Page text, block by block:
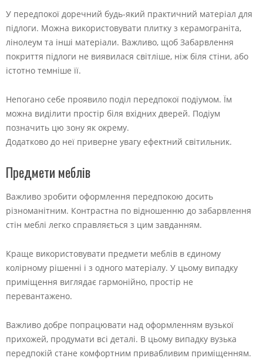
У передпокої доречний будь-який практичний матеріал для
підлоги. Можна використовувати плитку з керамограніта,
лінолеум та інші матеріали. Важливо, щоб Забарвлення
покриття підлоги не виявилася світліше, ніж біля стіни, або
істотно темніше її.
Непогано себе проявило поділ передпокої подіумом. Їм
можна виділити простір біля вхідних дверей. Подіум
позначить цю зону як окрему.
Додатково до неї приверне увагу ефектний світильник.
Предмети меблів
Важливо зробити оформлення передпокою досить
різноманітним. Контрастна по відношенню до забарвлення
стін меблі легко справляється з цим завданням.
Краще використовувати предмети меблів в єдиному
колірному рішенні і з одного матеріалу. У цьому випадку
приміщення виглядає гармонійно, простір не
перевантажено.
Важливо добре попрацювати над оформленням вузької
прихожей, продумати всі деталі. В цьому випадку вузька
передпокій стане комфортним привабливим приміщенням.